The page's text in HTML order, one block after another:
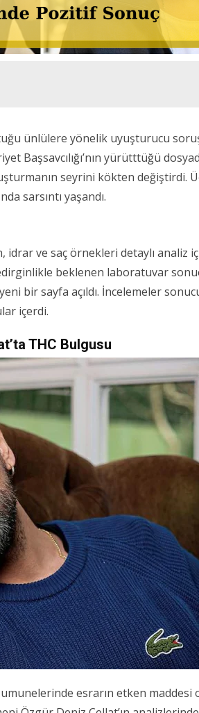
ünlülere yönelik uyuşturucu
Başsavcılığı’nın yürütttüğü
seyrini kökten değiştirdi.
sarsıntı yaşandı.
idrar ve saç örnekleri detaylı analiz
beklenen laboratuvar
bir sayfa açıldı. İncelemeler
içerdi.
THC Bulgusu
esrarın etken maddesi